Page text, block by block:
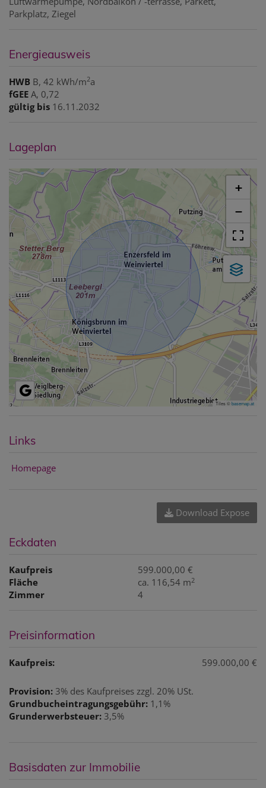
Parkplatz Ziegel
Energieausweis
HWB B, 42 kWh/m2a
fGEE A, 0,72
gültig bis 16.11.2032
Lageplan
+
−
Tiles ©basemap.at
Links
Homepage
Download Expose
Eckdaten
Kaufpreis
599.000,00 €
Fläche
ca. 116,54 m2
Zimmer 4
Preisinformation
Kaufpreis: 599.000,00 €
Provision: 3% des Kaufpreises zzgl. 20% USt.
Grundbucheintragungsgebühr: 1,1%
Grunderwerbsteuer: 3,5%
Basisdaten zur Immobilie